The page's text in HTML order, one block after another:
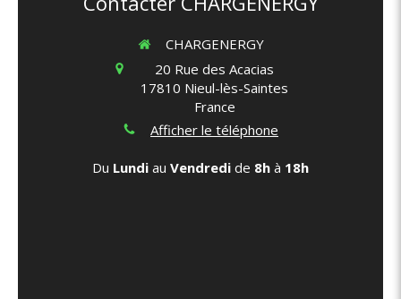
CHARGENERGY
20 Rue des Acacias
17810 Nieul-lès-Saintes
France
Afficher le téléphone
Du Lundi au Vendredi de 8h à 18h